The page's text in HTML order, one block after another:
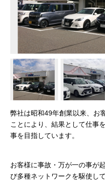
弊社は昭和49年創業以来、お
ことにより、結果として仕事
事を目指しています。
お客様に事故・万が一の事が
び多種ネットワークを駆使し